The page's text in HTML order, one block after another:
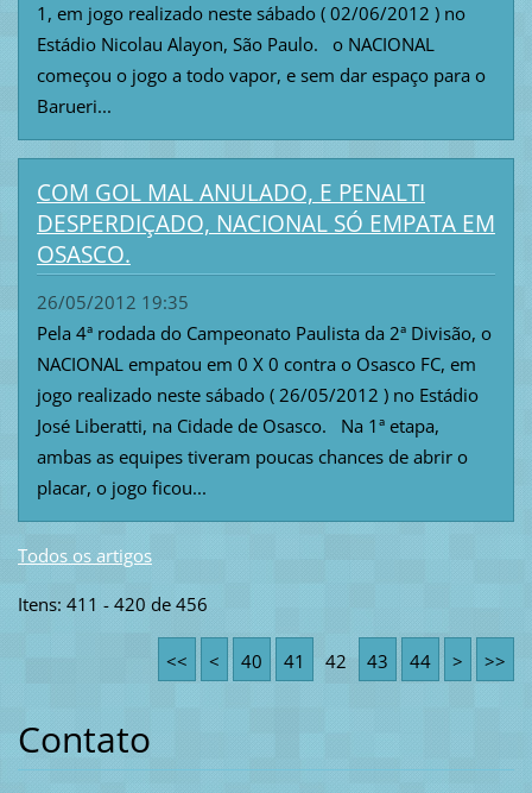
1, em jogo realizado neste sábado ( 02/06/2012 ) no
Estádio Nicolau Alayon, São Paulo. o NACIONAL
começou o jogo a todo vapor, e sem dar espaço para o
Barueri...
COM GOL MAL ANULADO, E PENALTI
DESPERDIÇADO, NACIONAL SÓ EMPATA EM
OSASCO.
26/05/2012 19:35
Pela 4ª rodada do Campeonato Paulista da 2ª Divisão, o
NACIONAL empatou em 0 X 0 contra o Osasco FC, em
jogo realizado neste sábado ( 26/05/2012 ) no Estádio
José Liberatti, na Cidade de Osasco. Na 1ª etapa,
ambas as equipes tiveram poucas chances de abrir o
placar, o jogo ficou...
Todos os artigos
Itens: 411 - 420 de 456
<< < 40 41 42 43 44 > >>
Contato